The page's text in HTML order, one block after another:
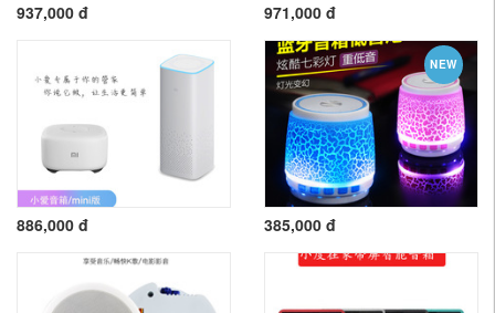
937,000 đ 971,000 đ
886,000 đ
NEW
385,000 đ